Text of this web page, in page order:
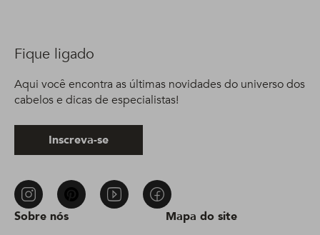
Sobre nós Mapa do site
Fique ligado
Aqui você encontra as últimas novidades do universo dos
cabelos e dicas de especialistas!
Inscreva-se